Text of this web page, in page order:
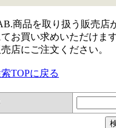
商品を取り扱う販売店
お買い求めいただけま
店にご注文ください。
TOPに戻る